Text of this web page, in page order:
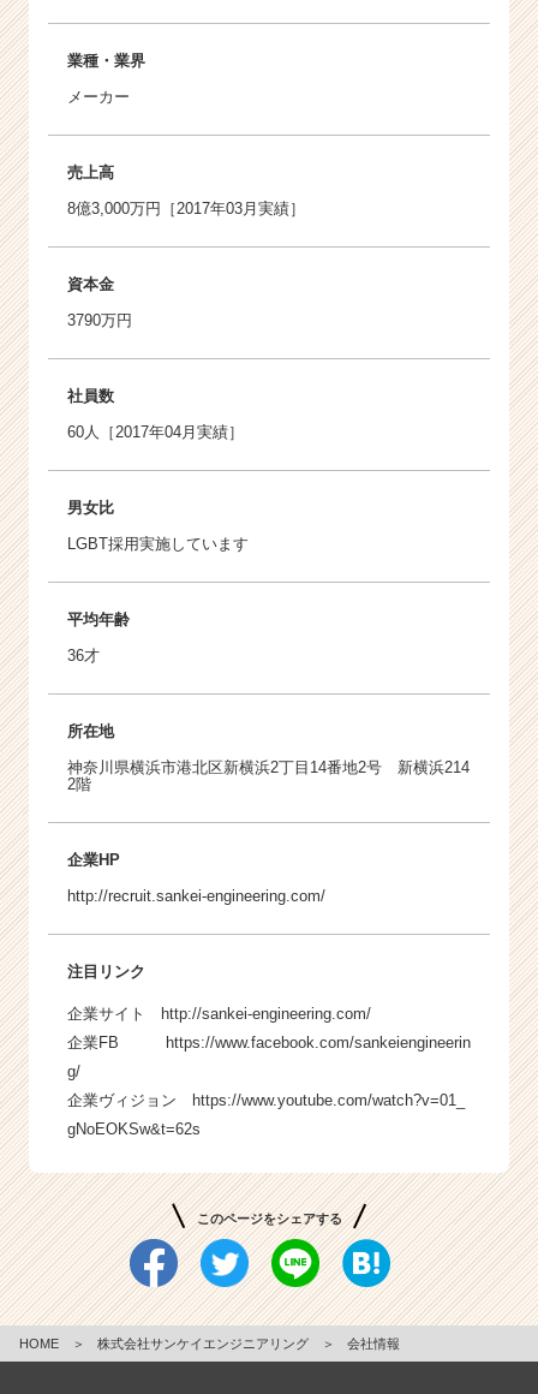
業種・業界
メーカー
売上高
8億3,000万円［2017年03月実績］
資本金
3790万円
社員数
60人［2017年04月実績］
男女比
LGBT採用実施しています
平均年齢
36才
所在地
神奈川県横浜市港北区新横浜2丁目14番地2号 新横浜214
2階
企業HP
http://recruit.sankei-engineering.com/
注目リンク
企業サイト
http://sankei-engineering.com/
企業FB
https://www.facebook.com/sankeiengineerin
g/
企業ヴィジョン
https://www.youtube.com/watch?v=01_
gNoEOKSw&t=62s
このページをシェアする
HOME ＞ 株式会社サンケイエンジニアリング ＞ 会社情報